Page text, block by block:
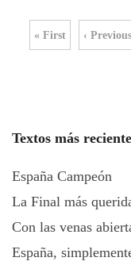
« First ‹ Previous
Textos más
España Campeón
La Final más
Con las venas
España,